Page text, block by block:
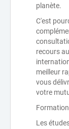
planète.
C'est
recours
meilleur
vous
votre
Les